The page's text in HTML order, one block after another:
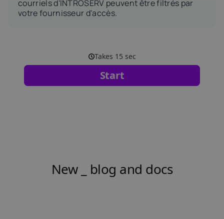
courriels d'INTROSERV peuvent être filtrés par
votre fournisseur d'accès.